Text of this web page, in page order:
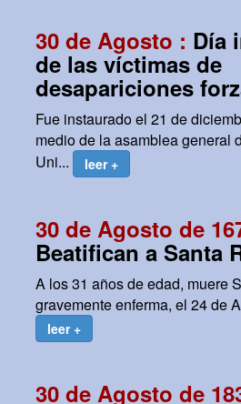
30 de Agosto : Día
de las víctimas de
desapariciones
Fue instaurado el 21 de
medio de la asamblea general
Uni...
leer +
30 de Agosto de
Beatifican a Santa
A los 31 años de edad, muere
gravemente enferma, el 24 de
leer +
30 de Agosto de